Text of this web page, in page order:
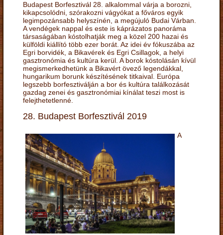
Budapest Borfesztivál 28. alkalommal várja a borozni,
kikapcsolódni, szórakozni vágyókat a főváros egyik
legimpozánsabb helyszínén, a megújuló Budai Várban.
A vendégek nappal és este is káprázatos panoráma
társaságában kóstolhatják meg a közel 200 hazai és
külföldi kiállító több ezer borát. Az idei év fókuszába az
Egri borvidék, a Bikavérek és Egri Csillagok, a helyi
gasztronómia és kultúra kerül. A borok kóstolásán kívül
megismerkedhetünk a Bikavért övező legendákkal,
hungarikum borunk készítésének titkaival. Európa
legszebb borfesztiválján a bor és kultúra találkozását
gazdag zenei és gasztronómiai kínálat teszi most is
felejthetetlenné.
28. Budapest Borfesztivál 2019
A